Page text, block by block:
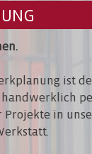
ist
handwerklich
Projekte in